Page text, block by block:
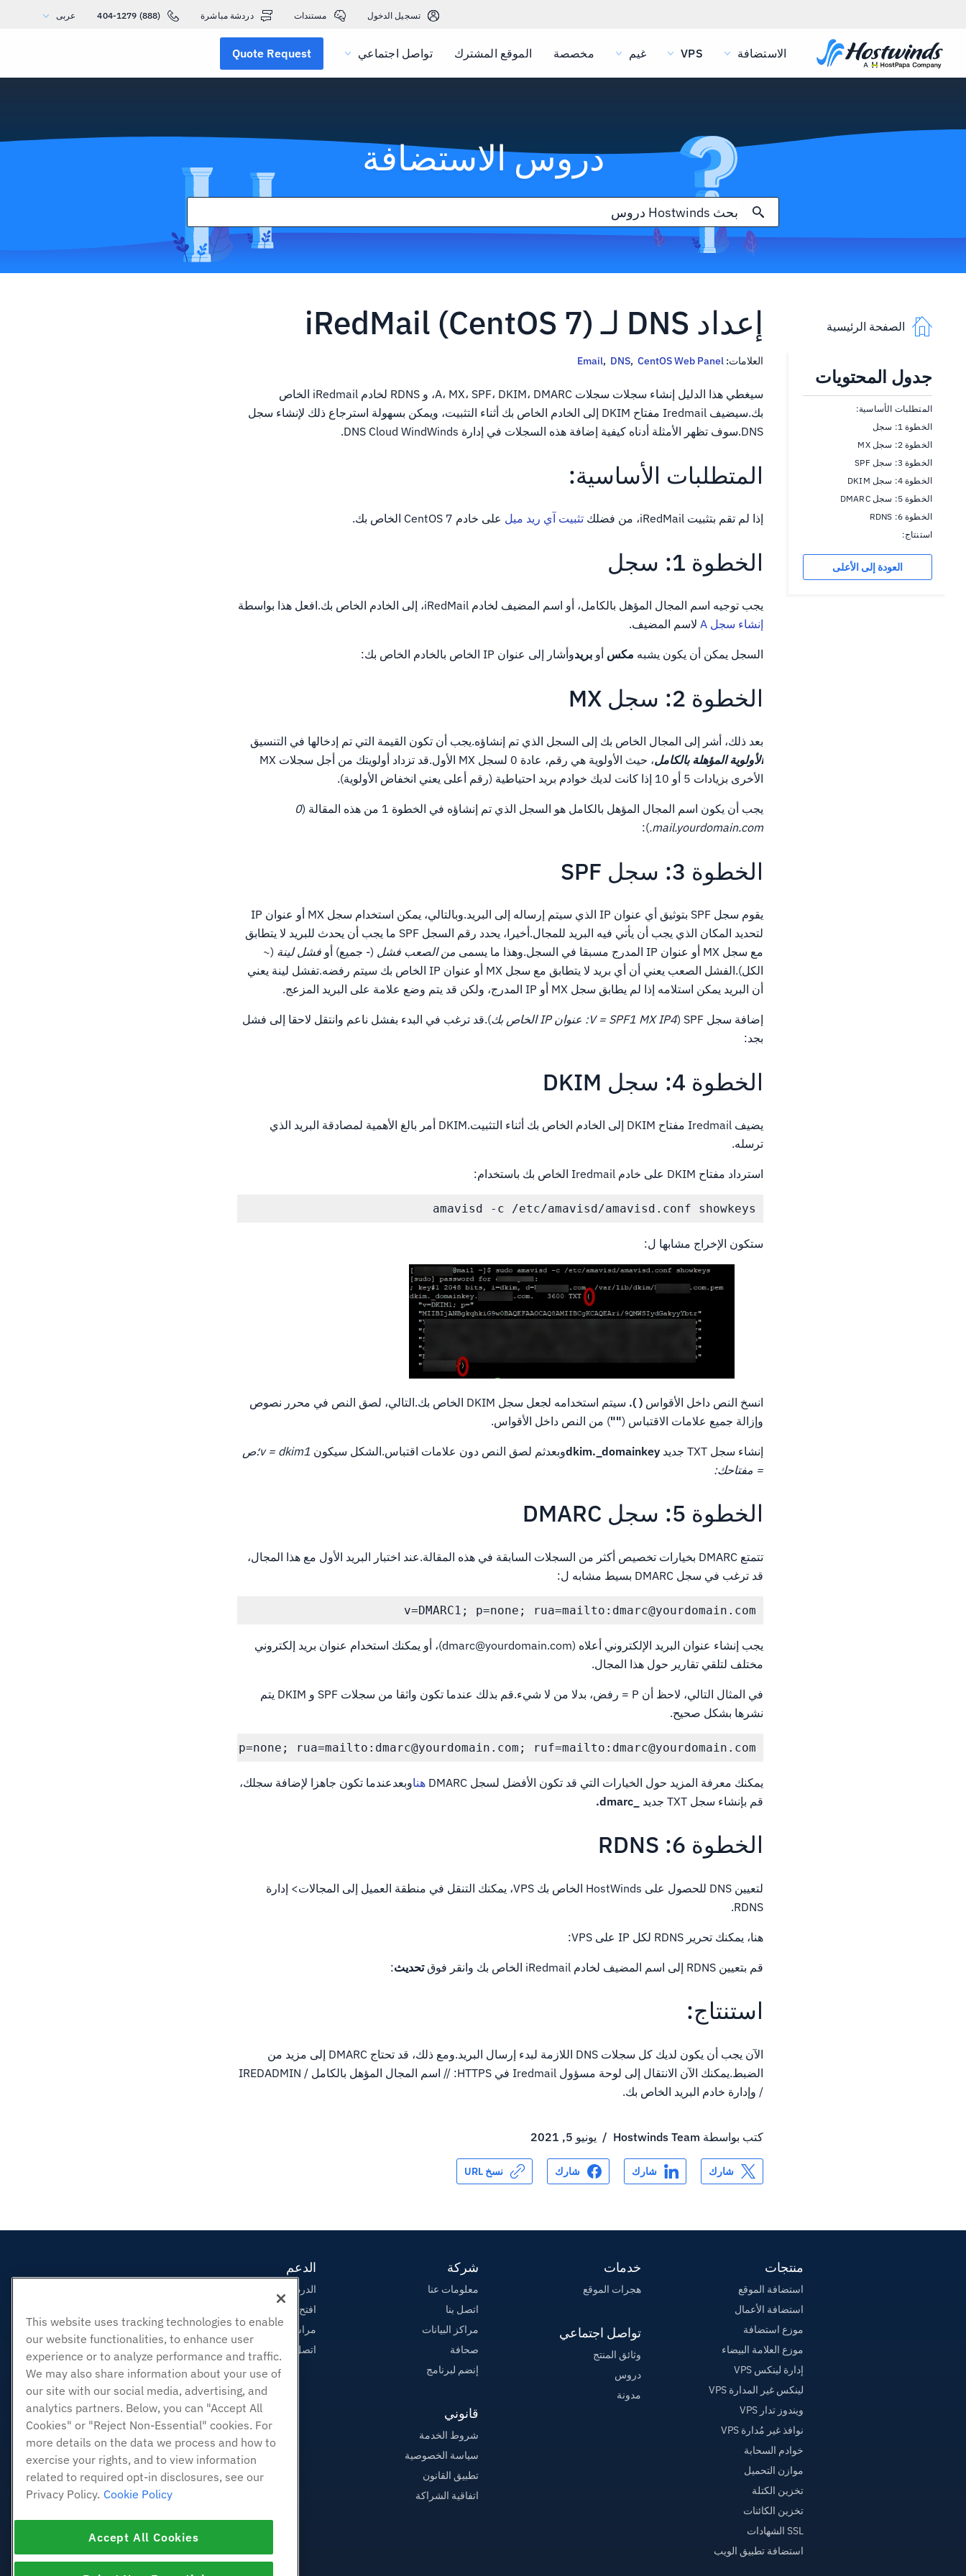
تسجيل الدخول مستندات دردشة مباشرة (888) 404-1279 عربى
الاستضافة VPS غيم مخصصة الموقع المشترك تواصل اجتماعي Quote Request
دروس الاستضافة
الصفحة الرئيسية
جدول المحتويات
المتطلبات الأساسية:
الخطوة 1: سجل
الخطوة 2: سجل MX
الخطوة 3: سجل SPF
الخطوة 4: سجل DKIM
الخطوة 5: سجل DMARC
الخطوة 6: RDNS
استنتاج:
العودة إلى الأعلى
إعداد DNS لـ iRedMail (CentOS 7)
العلامات: Email, DNS, CentOS Web Panel
سيغطي هذا الدليل إنشاء سجلات سجلات A، MX، SPF، DKIM، DMARC، و RDNS لخادم iRedmail الخاص
بك.سيضيف Iredmail مفتاح DKIM إلى الخادم الخاص بك أثناء التثبيت، ويمكن بسهولة استرجاع ذلك لإنشاء سجل
DNS.سوف تظهر الأمثلة أدناه كيفية إضافة هذه السجلات في إدارة DNS Cloud WindWinds.
المتطلبات الأساسية:
إذا لم تقم بتثبيت iRedMail، من فضلك تثبيت آي ريد ميل على خادم CentOS 7 الخاص بك.
الخطوة 1: سجل
يجب توجيه اسم المجال المؤهل بالكامل، أو اسم المضيف لخادم iRedMail، إلى الخادم الخاص بك.افعل هذا بواسطة
إنشاء سجل A
لاسم المضيف.
السجل يمكن أن يكون يشبه مكس أوبريدوأشار إلى عنوان IP الخاص بالخادم الخاص بك:
الخطوة 2: سجل MX
بعد ذلك، أشر إلى المجال الخاص بك إلى السجل الذي تم إنشاؤه.يجب أن تكون القيمة التي تم إدخالها في التنسيق
الأولوية المؤهلة بالكامل
، حيث الأولوية هي رقم، عادة 0 لسجل MX الأول.قد تزداد أولويتك من أجل سجلات MX
الأخرى بزيادات 5 أو 10 إذا كانت لديك خوادم بريد احتياطية (رقم أعلى يعني انخفاض الأولوية).
يجب أن يكون اسم المجال المؤهل بالكامل هو السجل الذي تم إنشاؤه في الخطوة 1 من هذه المقالة (
0
mail.yourdomain.com.
):
الخطوة 3: سجل SPF
يقوم سجل SPF بتوثيق أي عنوان IP الذي سيتم إرساله إلى البريد.وبالتالي، يمكن استخدام سجل MX أو عنوان IP
لتحديد المكان الذي يجب أن يأتي فيه البريد للمجال.أخيرا، يحدد رقم السجل SPF ما يجب أن يحدث للبريد لا يتطابق
مع سجل MX أو عنوان IP المدرج مسبقا في السجل.وهذا ما يسمى
من الصعب فشل (- جميع) أوفشل لينة (~
الكل).الفشل الصعب يعني أن أي بريد لا يتطابق مع سجل MX أو عنوان IP الخاص بك سيتم رفضه.تفشل لينة يعني
أن البريد يمكن استلامه إذا لم يطابق سجل MX أو IP المدرج، ولكن قد يتم وضع علامة على البريد المزعج.
إضافة سجل SPF ( V = SPF1 MX IP4: عنوان IP الخاص بك
).قد ترغب في البدء بفشل ناعم وانتقل لاحقا إلى فشل
بجد:
الخطوة 4: سجل DKIM
يضيف Iredmail مفتاح DKIM إلى الخادم الخاص بك أثناء التثبيت.DKIM أمر بالغ الأهمية لمصادقة البريد الذي
ترسله.
استرداد مفتاح DKIM على خادم Iredmail الخاص بك باستخدام:
amavisd -c /etc/amavisd/amavisd.conf showkeys
ستكون الإخراج مشابها ل:
انسخ النص داخل الأقواس( ).
سيتم استخدامه لجعل سجل DKIM الخاص بك.التالي، لصق النص في محرر نصوص
وإزالة جميع علامات الاقتباس ("") من النص داخل الأقواس.
إنشاء سجل TXT جديد dkim._domainkeyوبعدثم لصق النص دون علامات اقتباس.الشكل سيكون
v = dkim1؛ص
= مفتاحك:
الخطوة 5: سجل DMARC
تتمتع DMARC بخيارات تخصيص أكثر من السجلات السابقة في هذه المقالة.عند اختبار البريد الأول مع هذا المجال،
قد ترغب في سجل DMARC بسيط مشابه ل:
v=DMARC1; p=none; rua=mailto:dmarc@yourdomain.com
يجب إنشاء عنوان البريد الإلكتروني أعلاه (dmarc@yourdomain.com)، أو يمكنك استخدام عنوان بريد إلكتروني
مختلف لتلقي تقارير حول هذا المجال.
في المثال التالي، لاحظ أن P = رفض، بدلا من لا شيء.قم بذلك عندما تكون واثقا من سجلات SPF و DKIM يتم
نشرها بشكل صحيح.
adkim=s; aspf=s; p=reject; sp=none; rua=mailto:dmarc@yourdomain.com; ruf=mailto:dmarc@yourdomain.com
يمكنك معرفة المزيد حول الخيارات التي قد تكون الأفضل لسجل DMARC هناوبعدعندما تكون جاهزا لإضافة سجلك،
قم بإنشاء سجل TXT جديد
_dmarc.
الخطوة 6: RDNS
لتعيين DNS للحصول على HostWinds الخاص بك VPS، يمكنك التنقل في منطقة العميل إلى المجالات> إدارة
RDNS.
هنا، يمكنك تحرير RDNS لكل IP على VPS:
قم بتعيين RDNS إلى اسم المضيف لخادم iRedmail الخاص بك وانقر فوق تحديث:
استنتاج:
الآن يجب أن يكون لديك كل سجلات DNS اللازمة لبدء إرسال البريد.ومع ذلك، قد تحتاج DMARC إلى مزيد من
الضبط.يمكنك الآن الانتقال إلى لوحة مسؤول Iredmail في HTTPS: // اسم المجال المؤهل بالكامل / IREDADMIN
/ وإدارة خادم البريد الخاص بك.
كتب بواسطة Hostwinds Team
/ يونيو 5, 2021
شارك شارك شارك نسخ URL
منتجات
استضافة الموقع
استضافة الأعمال
موزع استضافة
موزع العلامة البيضاء
إدارة لينكس VPS
لينكس غير المدارة VPS
ويندوز تدار VPS
نوافذ غير مُدارة VPS
خوادم السحابة
موازن التحميل
تخزين الكتلة
تخزين الكائنات
SSL الشهادات
استضافة تطبيق الويب
خدمات
هجرات الموقع
تواصل اجتماعي
وثائق المنتج
دروس
مدونة
شركة
معلومات عنا
اتصل بنا
مراكز البيانات
صحافة
إنضم لبرنامج
قانوني
شروط الخدمة
سياسة الخصوصية
تطبيق القانون
اتفاقية الشراكة
الدعم
الدردشة الحية معنا
افتح تذكرة الدعم
مراسلتنا على البريد الاليكتروني
اتصل بنا (888) 404-1279
This website uses tracking technologies to enable
our website functionalities, to enhance user
experience or to analyze performance and traffic.
We may also share information about your use of
our site with our social media, advertising, and
analytics partners. Below, you can "Accept All
Cookies" or "Reject Non-Essential" cookies. For
more details on the data we process and how to
exercise your rights, and to view information
related to required opt-in disclosures, see our
Privacy Policy. Cookie Policy
Accept All Cookies